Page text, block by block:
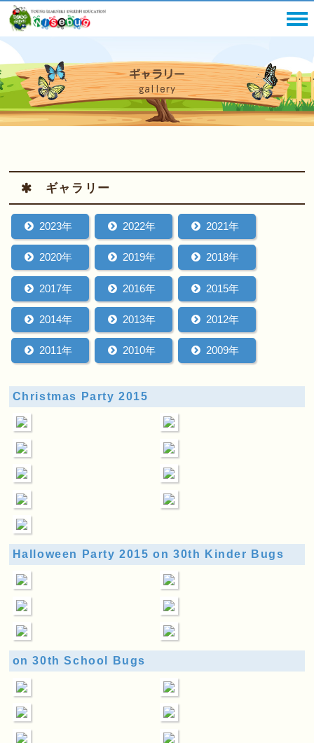
ギャラリー
gallery
ギャラリー
2023年 2022年 2021年
2020年 2019年 2018年
2017年 2016年 2015年
2014年 2013年 2012年
2011年 2010年 2009年
Christmas Party 2015
Halloween Party 2015 on 30th Kinder Bugs
on 30th School Bugs